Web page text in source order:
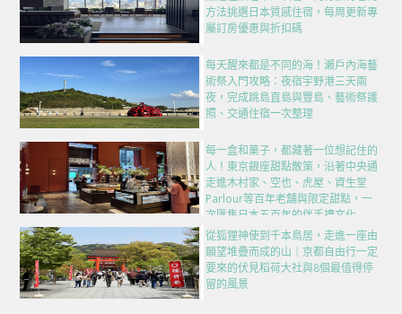
方法挑選日本質感住宿，每周更新專
屬訂房優惠與折扣碼
每天醒來都是不同的海！瀨戶內海藝
術祭入門攻略：夜宿宇野港三天兩
夜，完成跳島直島與豐島、藝術祭護
照、交通住宿一次整理
每一盒和菓子，都藏著一位想記住的
人！東京銀座甜點散策，沿著中央通
走進木村家、空也、虎屋、資生堂
Parlour等百年老舖與限定甜點，一
次匯集日本五百年的伴手禮文化
從狐狸神使到千本鳥居，走進一座由
願望堆疊而成的山｜京都自由行一定
要來的伏見稻荷大社與8個最值得停
留的風景